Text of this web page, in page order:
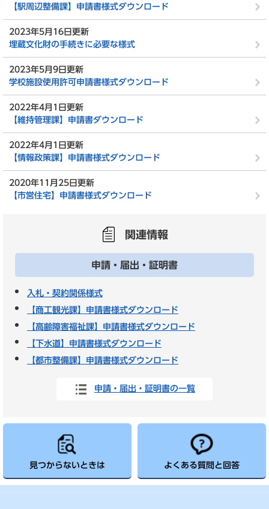
【駅周辺整備課】申請書様式ダウンロード
2023年5月16日更新
埋蔵文化財の手続きに必要な様式
2023年5月9日更新
学校施設使用許可申請書様式ダウンロード
2022年4月1日更新
【維持管理課】申請書ダウンロード
2022年4月1日更新
【情報政策課】申請書様式ダウンロード
2020年11月25日更新
【市営住宅】申請書様式ダウンロード
関連情報
申請・届出・証明書
入札・契約関係様式
【商工観光課】申請書様式ダウンロード
【高齢障害福祉課】申請書様式ダウンロード
【下水道】申請書様式ダウンロード
【都市整備課】申請書様式ダウンロード
申請・届出・証明書の一覧
見つからないときは よくある質問と回答